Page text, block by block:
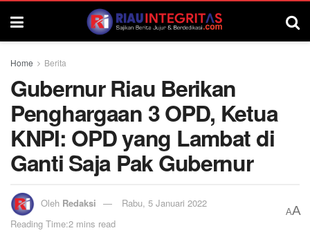
Home Berita
Gubernur Riau Berikan
Penghargaan 3 OPD, Ketua
KNPI: OPD yang Lambat di
Ganti Saja Pak Gubernur
Oleh Redaksi
Rabu, 5 Januari 2022
Reading Time:2 mins read
AA